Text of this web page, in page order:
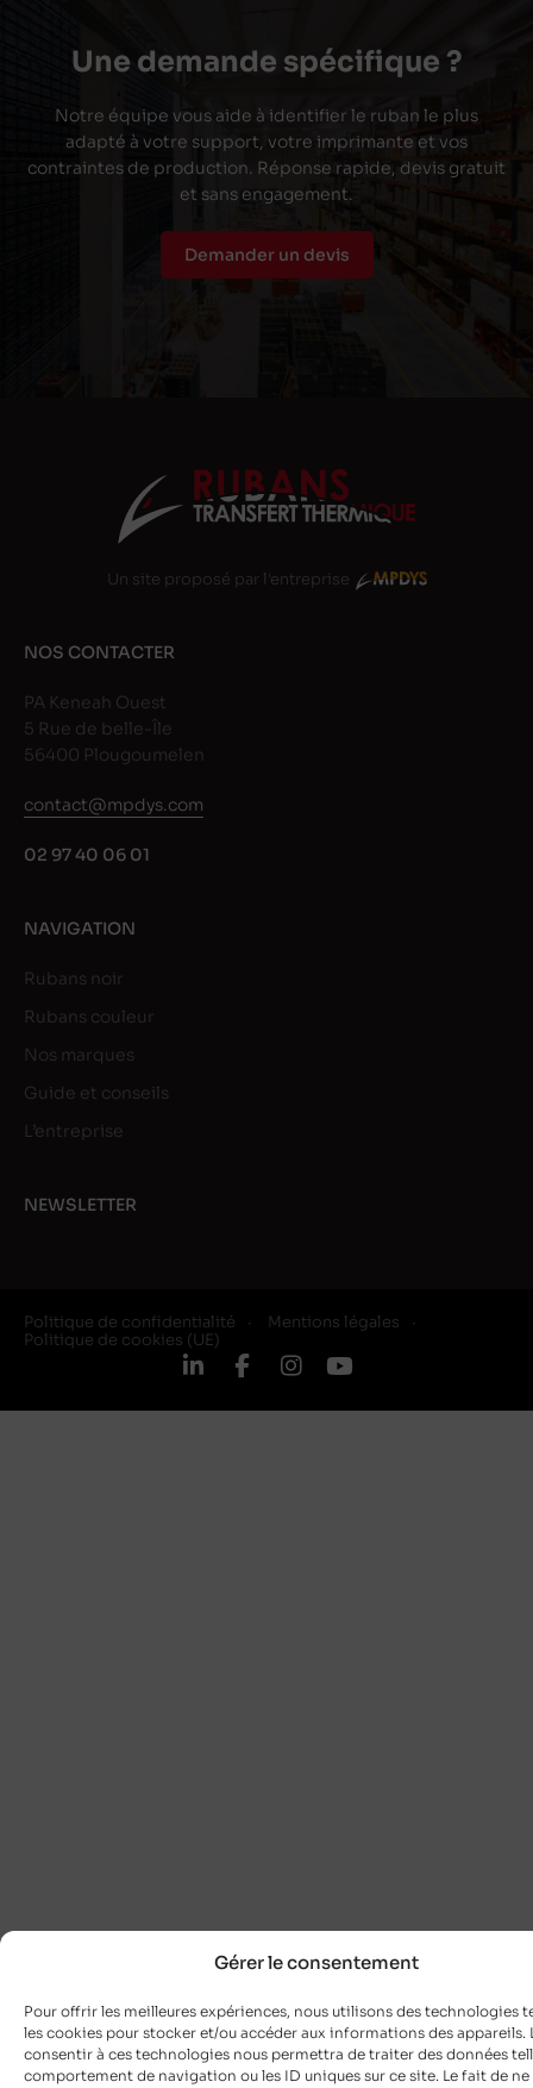
Gérer le consentement
Pour offrir les meilleures expériences, nous utilisons des technologies
les cookies pour stocker et/ou accéder aux informations des appareils.
consentir à ces technologies nous permettra de traiter des données
comportement de navigation ou les ID uniques sur ce site. Le fait de ne
Une demande spécifique ?
Notre équipe vous aide à identifier le ruban le plus
adapté à votre support, votre imprimante et vos
contraintes de production. Réponse rapide, devis gratuit
et sans engagement.
Demander un devis
Un site proposé par l'entreprise
NOS CONTACTER
PA Keneah Ouest
5 Rue de belle-Île
56400 Plougoumelen
contact@mpdys.com
02 97 40 06 01
NAVIGATION
Rubans noir
Rubans couleur
Nos marques
Guide et conseils
L’entreprise
NEWSLETTER
Politique de confidentialité
Mentions légales
Politique de cookies (UE)